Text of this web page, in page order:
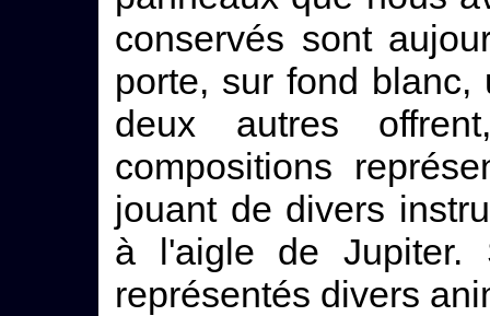
conservés sont
porte, sur fond
deux autres
compositions
jouant de divers
à l'aigle de Jupiter.
représentés divers